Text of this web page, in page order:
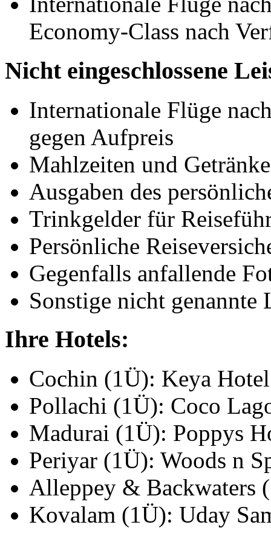
Economy-Class nach
Nicht eingeschlossene
Internationale Flüge
gegen Aufpreis
Mahlzeiten und
Ausgaben des
Trinkgelder für
Persönliche
Gegenfalls anfallende
Sonstige nicht genannte
Ihre Hotels:
Cochin (1Ü): Keya
Pollachi (1Ü): Coco
Madurai (1Ü): Poppys
Periyar (1Ü): Woods n
Alleppey & Backwaters
Kovalam (1Ü): Uday